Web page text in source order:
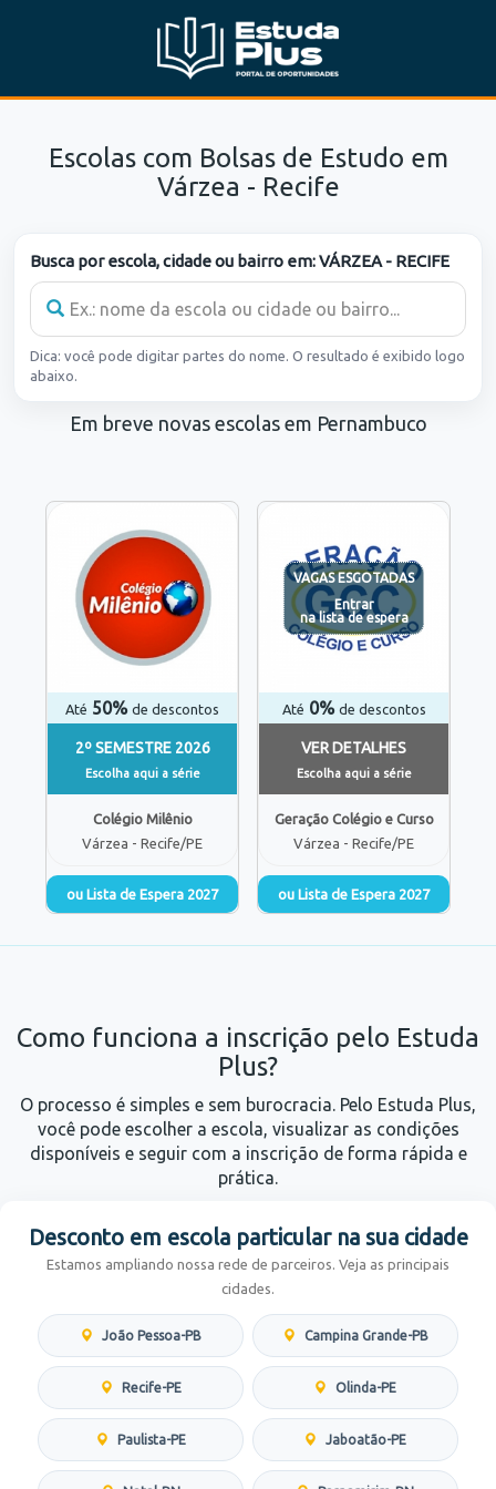
Escolas com Bolsas de Estudo em
Várzea - Recife
Busca por escola, cidade ou bairro em:VÁRZEA - RECIFE
Dica: você pode digitar partes do nome. O resultado é exibido logo
abaixo.
Em breve novas escolas em Pernambuco
Até 50% de descontos
2º SEMESTRE 2026
Escolha aqui a série
Colégio Milênio
Várzea - Recife/PE
ou Lista de Espera 2027
VAGAS ESGOTADAS
Entrar
na lista de espera
Até 0% de descontos
VER DETALHES
Escolha aqui a série
Geração Colégio e Curso
Várzea - Recife/PE
ou Lista de Espera 2027
Como funciona a inscrição pelo Estuda
Plus?
O processo é simples e sem burocracia. Pelo Estuda Plus,
você pode escolher a escola, visualizar as condições
disponíveis e seguir com a inscrição de forma rápida e
prática.
Desconto em escola particular na sua cidade
Estamos ampliando nossa rede de parceiros. Veja as principais
cidades.
João Pessoa-PB Campina Grande-PB
Recife-PE Olinda-PE
Paulista-PE Jaboatão-PE